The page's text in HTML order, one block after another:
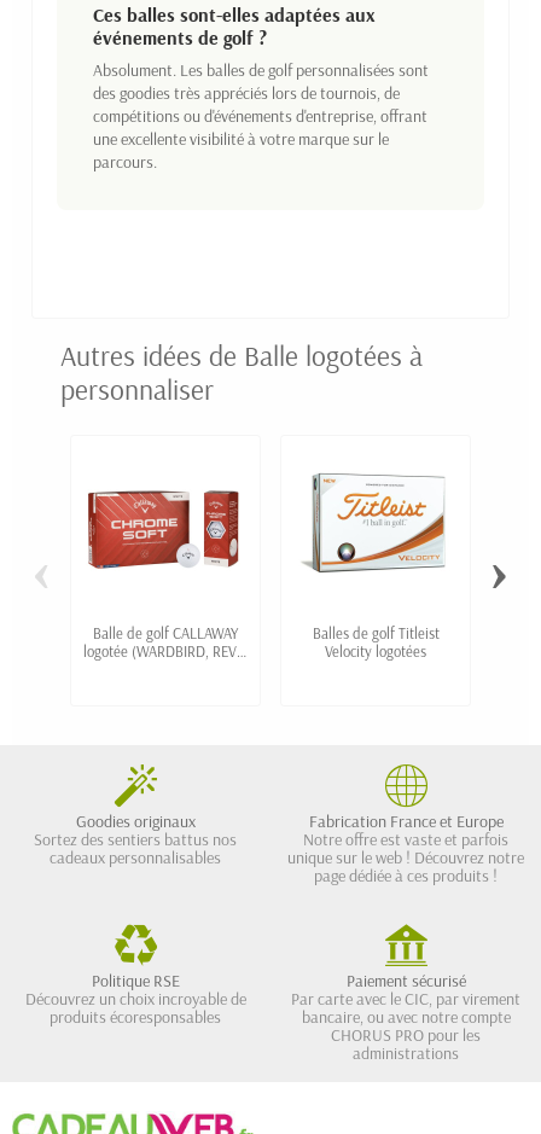
Ces balles sont-elles adaptées aux
événements de golf ?
Absolument. Les balles de golf personnalisées sont
des goodies très appréciés lors de tournois, de
compétitions ou d'événements d'entreprise, offrant
une excellente visibilité à votre marque sur le
parcours.
Autres idées de Balle logotées à
personnaliser
Balle de golf CALLAWAY
logotée (WARDBIRD, REVA,
Balles de golf Titleist
Velocity logotées
‹ ›
Goodies originaux
Sortez des sentiers battus nos
cadeaux personnalisables
Fabrication France et Europe
Notre offre est vaste et parfois
unique sur le web ! Découvrez notre
page dédiée à ces produits !
Politique RSE
Découvrez un choix incroyable de
produits écoresponsables
Paiement sécurisé
Par carte avec le CIC, par virement
bancaire, ou avec notre compte
CHORUS PRO pour les
administrations